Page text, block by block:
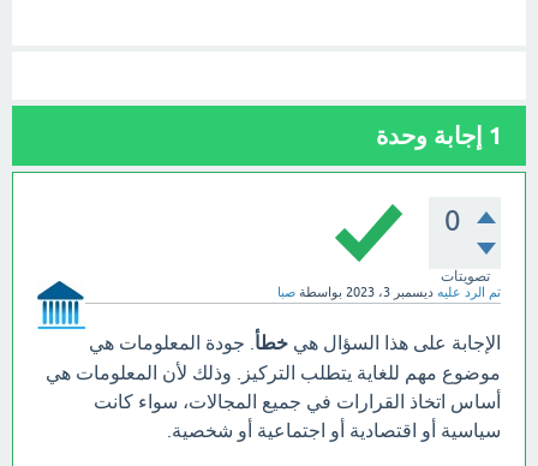
1 إجابة وحدة
0
تصويتات
تم الرد عليه ديسمبر 3، 2023 بواسطة صبا
الإجابة على هذا السؤال هي خطأ . جودة المعلومات هي
موضوع مهم للغاية يتطلب التركيز. وذلك لأن المعلومات هي
أساس اتخاذ القرارات في جميع المجالات، سواء كانت
سياسية أو اقتصادية أو اجتماعية أو شخصية.